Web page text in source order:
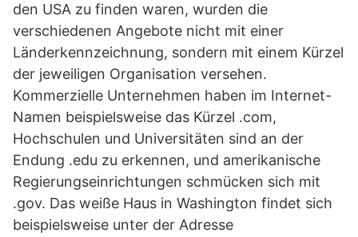
den USA zu finden waren, wurden die
verschiedenen Angebote nicht mit einer
Länderkennzeichnung, sondern mit einem Kürzel
der jeweiligen Organisation versehen.
Kommerzielle Unternehmen haben im Internet-
Namen beispielsweise das Kürzel .com,
Hochschulen und Universitäten sind an der
Endung .edu zu erkennen, und amerikanische
Regierungseinrichtungen schmücken sich mit
.gov. Das weiße Haus in Washington findet sich
beispielsweise unter der Adresse